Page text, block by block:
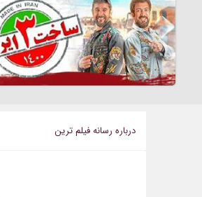
درباره رسانه فيلم ترين